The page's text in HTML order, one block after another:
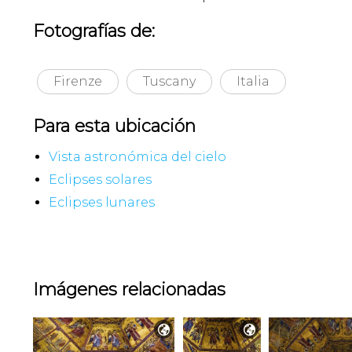
Fotografías de:
Firenze Tuscany Italia
Para esta ubicación
Vista astronómica del cielo
Eclipses solares
Eclipses lunares
Imágenes relacionadas
 